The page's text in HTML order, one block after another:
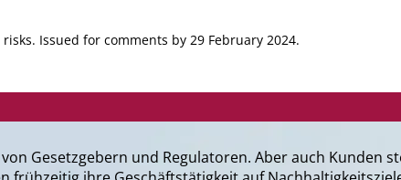
Issued for comments by 29 February 2024.
Gesetzgebern und Regulatoren. Aber auch